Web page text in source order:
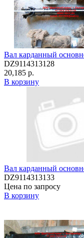
Вал карданный
DZ9114313128
20,185 р.
В корзину
Вал карданный
DZ9114313133
Цена по запросу
В корзину